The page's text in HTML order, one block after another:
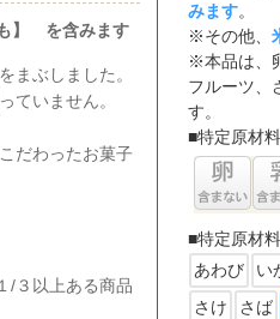
】 を含みます
まぶしました。
ていません。
だわったお菓子
３以上ある商品
みます。
※その他、
※本品は、
フルーツ、
す。
■特定原材
■特定原材
あわび
い
さけ
さば